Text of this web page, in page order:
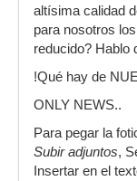
altísima calidad
para nosotros
reducido? Hablo
!Qué hay de
ONLY NEWS..
Para pegar la
Subir adjuntos,
Insertar en el